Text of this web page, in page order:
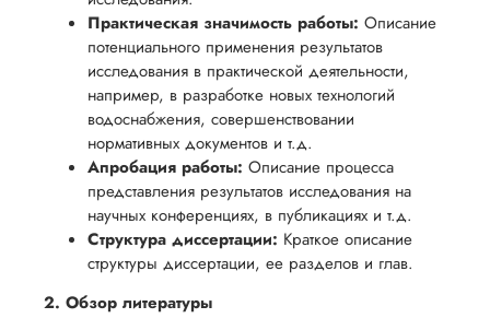
Практическая значимость работы: Описание
потенциального применения результатов
исследования в практической деятельности,
например, в разработке новых технологий
водоснабжения, совершенствовании
нормативных документов и т.д.
Апробация работы: Описание процесса
представления результатов исследования на
научных конференциях, в публикациях и т.д.
Структура диссертации: Краткое описание
структуры диссертации, ее разделов и глав.
2. Обзор литературы